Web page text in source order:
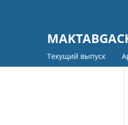
Текущий выпуск